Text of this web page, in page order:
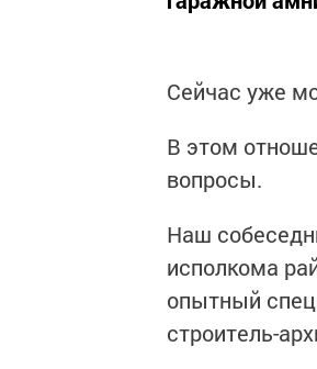
Сейчас уже
В этом
вопросы.
Наш
исполкома
опытный
строитель-